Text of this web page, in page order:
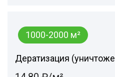
1000-2000 м²
Дератизация